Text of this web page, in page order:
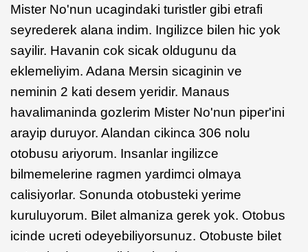
Mister No'nun ucagindaki turistler gibi etrafi
seyrederek alana indim. Ingilizce bilen hic yok
sayilir. Havanin cok sicak oldugunu da
eklemeliyim. Adana Mersin sicaginin ve
neminin 2 kati desem yeridir. Manaus
havalimaninda gozlerim Mister No'nun piper'ini
arayip duruyor. Alandan cikinca 306 nolu
otobusu ariyorum. Insanlar ingilizce
bilmemelerine ragmen yardimci olmaya
calisiyorlar. Sonunda otobusteki yerime
kuruluyorum. Bilet almaniza gerek yok. Otobus
icinde ucreti odeyebiliyorsunuz. Otobuste bilet